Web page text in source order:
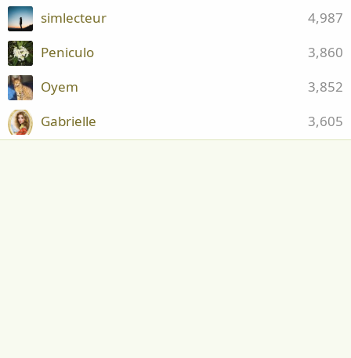
4,987
simlecteur
3,860
Peniculo
3,852
Oyem
3,605
Gabrielle